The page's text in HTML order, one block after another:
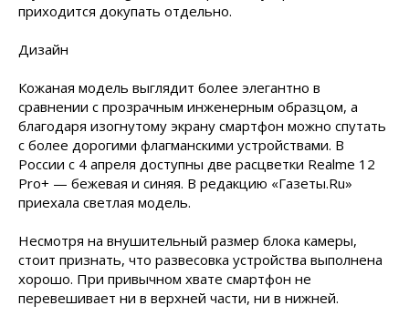
приходится докупать отдельно.
Дизайн
Кожаная модель выглядит более элегантно в
сравнении с прозрачным инженерным образцом, а
благодаря изогнутому экрану смартфон можно спутать
с более дорогими флагманскими устройствами. В
России с 4 апреля доступны две расцветки Realme 12
Pro+ — бежевая и синяя. В редакцию «Газеты.Ru»
приехала светлая модель.
Несмотря на внушительный размер блока камеры,
стоит признать, что развесовка устройства выполнена
хорошо. При привычном хвате смартфон не
перевешивает ни в верхней части, ни в нижней.